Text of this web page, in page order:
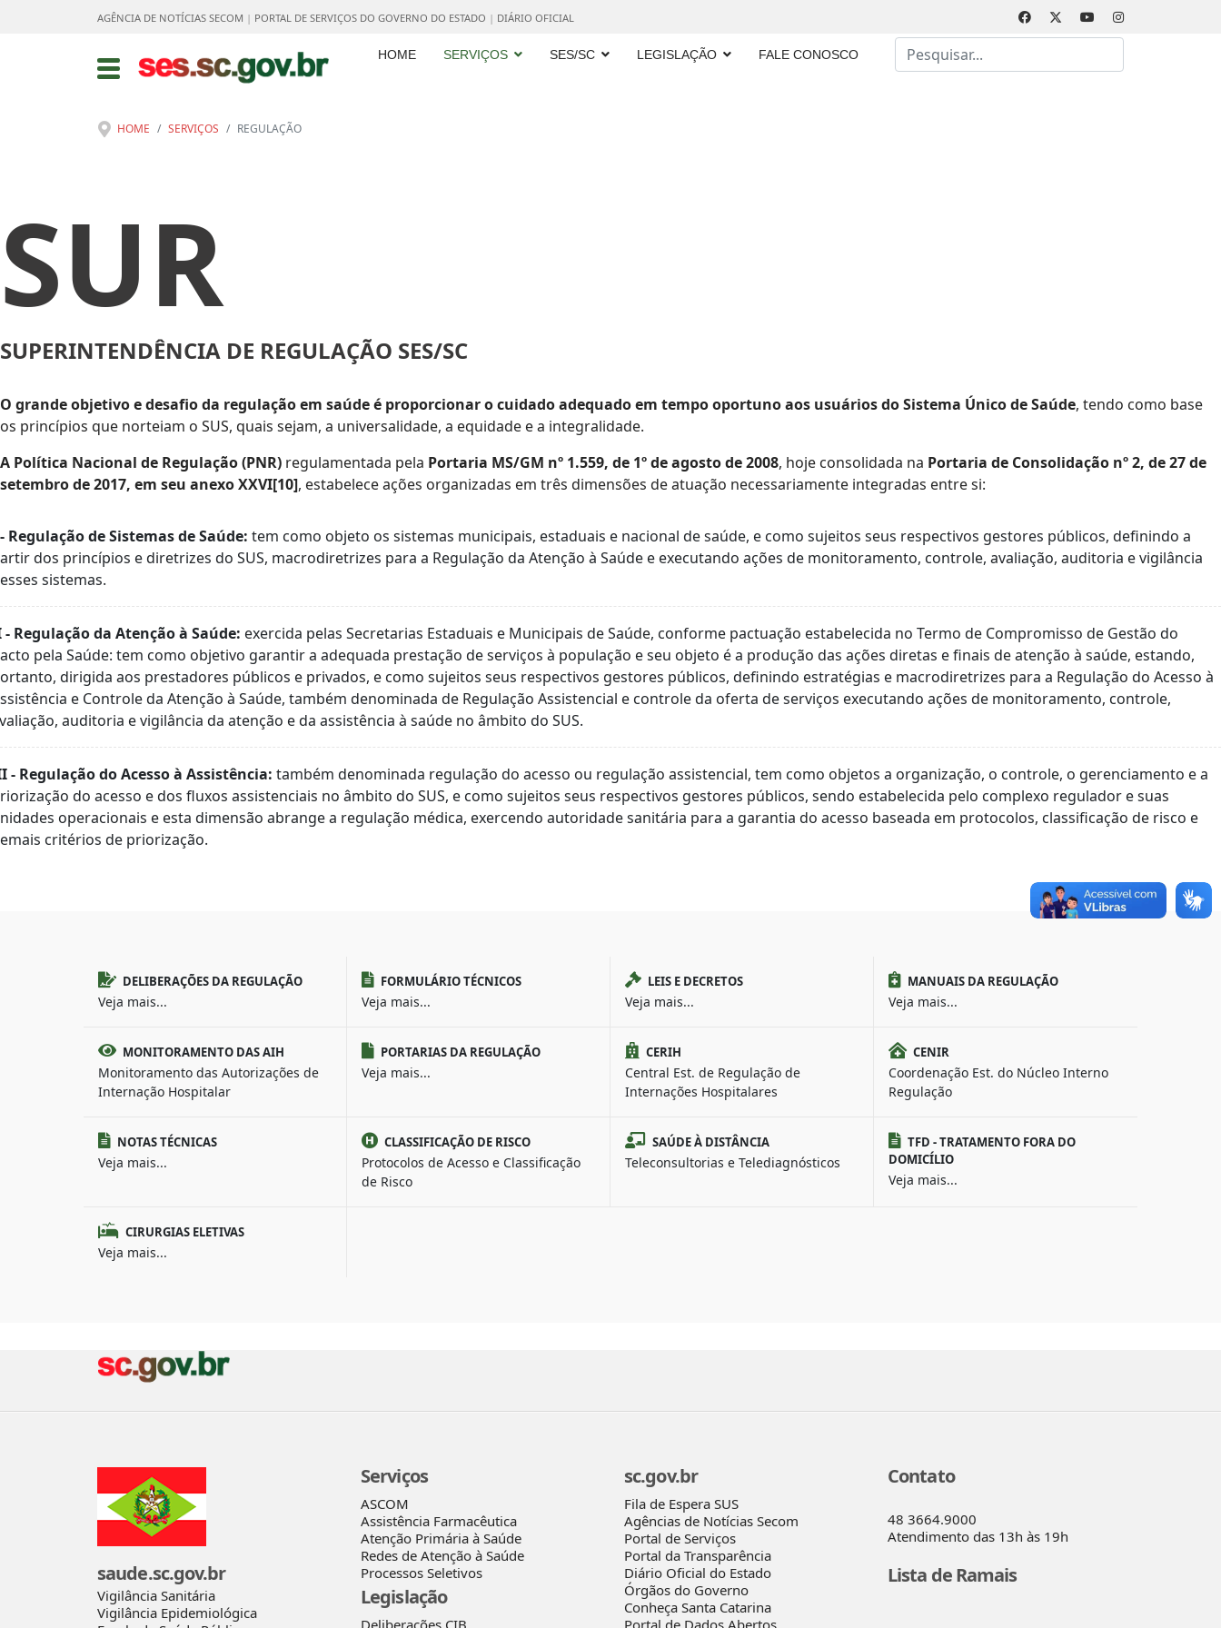
AGÊNCIA DE NOTÍCIAS SECOM | PORTAL DE SERVIÇOS DO GOVERNO DO ESTADO | DIÁRIO OFICIAL
HOME SERVIÇOS SES/SC LEGISLAÇÃO FALE CONOSCO
Busca
HOME SERVIÇOS REGULAÇÃO
SUR
SUPERINTENDÊNCIA DE REGULAÇÃO SES/SC
O grande objetivo e desafio da regulação em saúde é proporcionar o cuidado adequado em tempo oportuno aos usuários do Sistema Único de Saúde, tendo como base
os princípios que norteiam o SUS, quais sejam, a universalidade, a equidade e a integralidade.
A Política Nacional de Regulação (PNR) regulamentada pela Portaria MS/GM nº 1.559, de 1º de agosto de 2008, hoje consolidada na Portaria de Consolidação nº 2, de 27 de
setembro de 2017, em seu anexo XXVI[10], estabelece ações organizadas em três dimensões de atuação necessariamente integradas entre si:
Regulação de Sistemas de Saúde: tem como objeto os sistemas municipais, estaduais e nacional de saúde, e como sujeitos seus respectivos gestores públicos, definindo a
dos princípios e diretrizes do SUS, macrodiretrizes para a Regulação da Atenção à Saúde e executando ações de monitoramento, controle, avaliação, auditoria e vigilância
sistemas.
- Regulação da Atenção à Saúde: exercida pelas Secretarias Estaduais e Municipais de Saúde, conforme pactuação estabelecida no Termo de Compromisso de Gestão do
pela Saúde: tem como objetivo garantir a adequada prestação de serviços à população e seu objeto é a produção das ações diretas e finais de atenção à saúde, estando,
dirigida aos prestadores públicos e privados, e como sujeitos seus respectivos gestores públicos, definindo estratégias e macrodiretrizes para a Regulação do Acesso à
e Controle da Atenção à Saúde, também denominada de Regulação Assistencial e controle da oferta de serviços executando ações de monitoramento, controle,
auditoria e vigilância da atenção e da assistência à saúde no âmbito do SUS.
- Regulação do Acesso à Assistência: também denominada regulação do acesso ou regulação assistencial, tem como objetos a organização, o controle, o gerenciamento e a
do acesso e dos fluxos assistenciais no âmbito do SUS, e como sujeitos seus respectivos gestores públicos, sendo estabelecida pelo complexo regulador e suas
operacionais e esta dimensão abrange a regulação médica, exercendo autoridade sanitária para a garantia do acesso baseada em protocolos, classificação de risco e
critérios de priorização.
DELIBERAÇÕES DA REGULAÇÃO
Veja mais...
FORMULÁRIO TÉCNICOS
Veja mais...
LEIS E DECRETOS
Veja mais...
MANUAIS DA REGULAÇÃO
Veja mais...
MONITORAMENTO DAS AIH
Monitoramento das Autorizações de
Internação Hospitalar
PORTARIAS DA REGULAÇÃO
Veja mais...
CERIH
Central Est. de Regulação de
Internações Hospitalares
CENIR
Coordenação Est. do Núcleo Interno
Regulação
NOTAS TÉCNICAS
Veja mais...
CLASSIFICAÇÃO DE RISCO
Protocolos de Acesso e Classificação
de Risco
SAÚDE À DISTÂNCIA
Teleconsultorias e Telediagnósticos
TFD - TRATAMENTO FORA DO
DOMICÍLIO
Veja mais...
CIRURGIAS ELETIVAS
Veja mais...
saude.sc.gov.br
Vigilância Sanitária
Vigilância Epidemiológica
Serviços
ASCOM
Assistência Farmacêutica
Atenção Primária à Saúde
Redes de Atenção à Saúde
Processos Seletivos
Legislação
Deliberações CIB
sc.gov.br
Fila de Espera SUS
Agências de Notícias Secom
Portal de Serviços
Portal da Transparência
Diário Oficial do Estado
Órgãos do Governo
Conheça Santa Catarina
Contato
48 3664.9000
Atendimento das 13h às 19h
Lista de Ramais